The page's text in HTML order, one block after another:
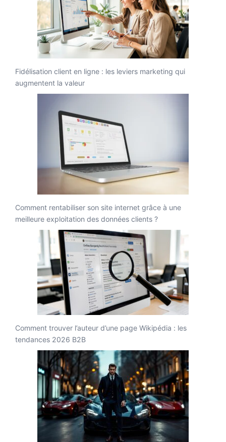
Fidélisation client en ligne : les leviers marketing qui
augmentent la valeur
Comment rentabiliser son site internet grâce à une
meilleure exploitation des données clients ?
Comment trouver l’auteur d’une page Wikipédia : les
tendances 2026 B2B